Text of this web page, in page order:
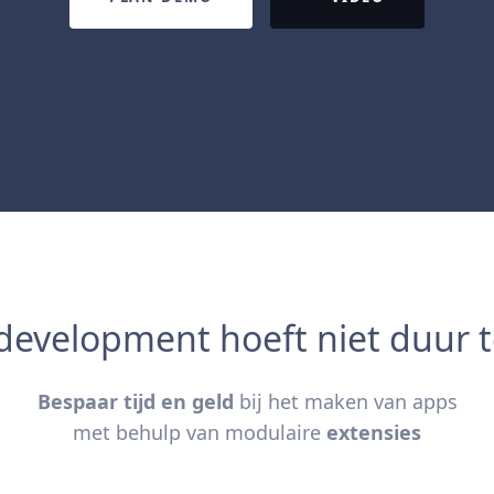
hoeft niet duur
Bespaar tijd en geld bij het maken van apps
met behulp van modulaire extensies